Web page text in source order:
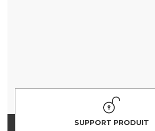
SUPPORT PRODUIT